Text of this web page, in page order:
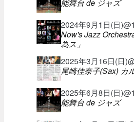
能舞台 de ジャズ
2024年9月1日(日
Now's Jazz
為ス」
2025年3月16日(日
尾崎佳奈子(Sax) カ
2025年6月8日(日
能舞台 de ジャズ